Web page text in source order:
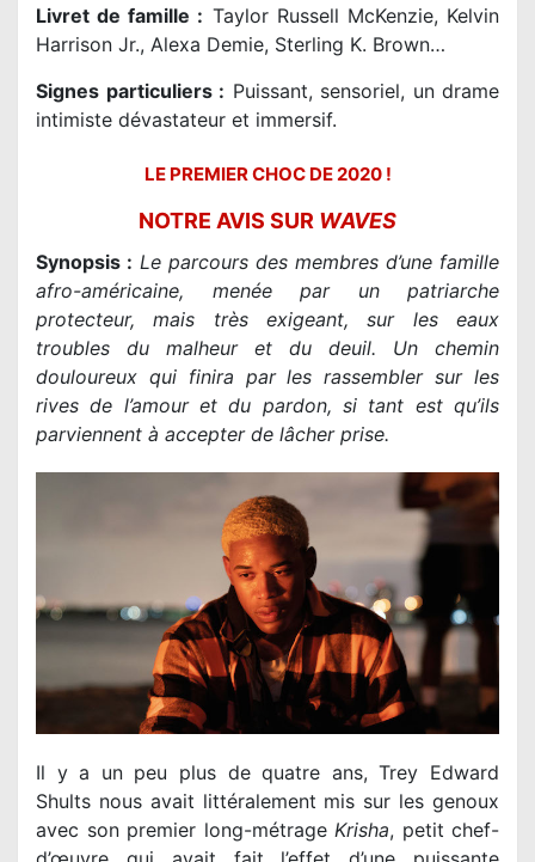
Livret de famille : Taylor Russell McKenzie, Kelvin
Harrison Jr., Alexa Demie, Sterling K. Brown…
Signes particuliers : Puissant, sensoriel, un drame
intimiste dévastateur et immersif.
LE PREMIER CHOC DE 2020 !
NOTRE AVIS SUR WAVES
Synopsis : Le parcours des membres d’une famille
afro-américaine, menée par un patriarche
protecteur, mais très exigeant, sur les eaux
troubles du malheur et du deuil. Un chemin
douloureux qui finira par les rassembler sur les
rives de l’amour et du pardon, si tant est qu’ils
parviennent à accepter de lâcher prise.
Il y a un peu plus de quatre ans, Trey Edward
Shults nous avait littéralement mis sur les genoux
avec son premier long-métrage Krisha, petit chef-